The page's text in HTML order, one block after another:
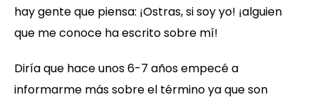
hay gente que piensa: ¡Ostras, si soy yo! ¡alguien
que me conoce ha escrito sobre mí!
Diría que hace unos 6-7 años empecé a
informarme más sobre el término ya que son